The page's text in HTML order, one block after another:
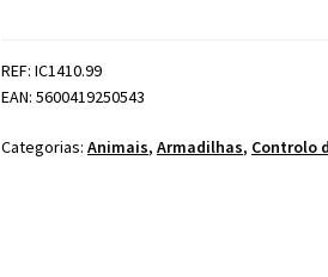
Atrativo
Vespas
REF: IC1410.99
EAN: 5600419250543
Categorias: Animais, Armadilhas, Controlo